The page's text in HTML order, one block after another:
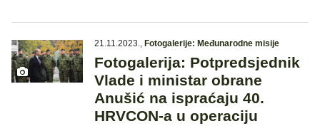
21.11.2023., Fotogalerije: Međunarodne misije
Fotogalerija: Potpredsjednik
Vlade i ministar obrane
Anušić na ispraćaju 40.
HRVCON-a u operaciju